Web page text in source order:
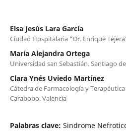
Elsa Jesús Lara García
Ciudad Hospitalaria “Dr. Enrique
María Alejandra Ortega
Universidad san Sebastián. Santiago
Clara Ynés Uviedo Martínez
Cátedra de Farmacología y
Carabobo. Valencia
Palabras clave: Sindrome